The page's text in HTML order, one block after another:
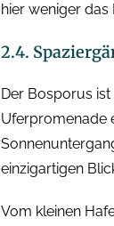
hier weniger das
2.4.
Der Bosporus
Uferpromenade
einzigartigen
Vom kleinen